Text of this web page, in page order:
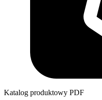
Katalog produktowy PDF